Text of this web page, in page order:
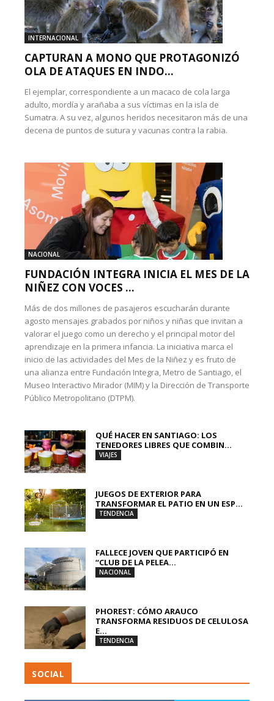
INTERNACIONAL
CAPTURAN A MONO QUE PROTAGONIZÓ
OLA DE ATAQUES EN INDO...
El ejemplar, correspondiente a un macaco de cola larga
adulto, mordía y arañaba a sus víctimas en la isla de
Sumatra. A su vez, algunos heridos necesitaron más de una
decena de puntos de sutura y vacunas contra la rabia.
NACIONAL
FUNDACIÓN INTEGRA INICIA EL MES DE LA
NIÑEZ CON VOCES ...
Más de dos millones de pasajeros escucharán durante
agosto mensajes grabados por niños y niñas que invitan a
valorar el juego como un derecho y el principal motor del
aprendizaje en la primera infancia. La iniciativa marca el
inicio de las actividades del Mes de la Niñez y es fruto de
una alianza entre Fundación Integra, Metro de Santiago, el
Museo Interactivo Mirador (MIM) y la Dirección de Transporte
Público Metropolitano (DTPM).
QUÉ HACER EN SANTIAGO: LOS
TENEDORES LIBRES QUE COMBIN...
VIAJES
JUEGOS DE EXTERIOR PARA
TRANSFORMAR EL PATIO EN UN ESP...
TENDENCIA
FALLECE JOVEN QUE PARTICIPÓ EN
“CLUB DE LA PELEA...
NACIONAL
PHOREST: CÓMO ARAUCO
TRANSFORMA RESIDUOS DE CELULOSA
E...
TENDENCIA
SOCIAL